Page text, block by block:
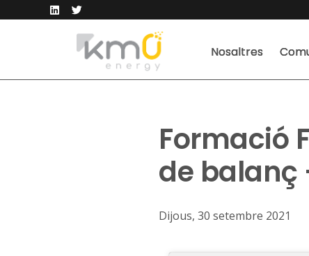
Nosaltres
Formació
de balanç
Dijous, 30 setembre 2021